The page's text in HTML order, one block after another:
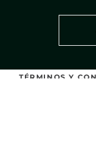
¿NECESITAS
TÉRMINOS Y